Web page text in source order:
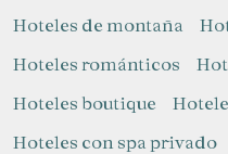
Hoteles de montaña
Hoteles románticos
Hoteles boutique
Hoteles con spa privado